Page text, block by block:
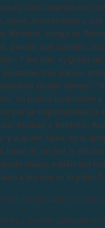
hacía oración en
como Juan enseñó a
Nombre, venga tu
puesto que también
Y les dijo: «¿Quién
préstame tres panes,
desde dentro:
no puedo levantarme
por su importunidad se
buscad y hallaréis;
y a quien llama, se le
lugar de un pez le dé
malos, sabéis dar
a los que se lo
me das ejemplo
y quieren aprender